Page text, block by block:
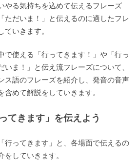
やる気持ちを込めて伝えるフレーズ
ただいま！」と伝えるのに適したフレ
いきます。
で使える「行ってきます！」や「行っ
ま！」と伝え流フレーズについて、
ス語のフレーズを紹介し、発音の音声
めて解説をしていきます。
てきます」を伝えよう
行ってきます」と、各場面で伝えるの
していきます。